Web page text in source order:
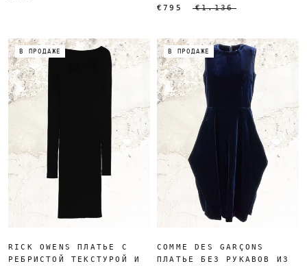
€795
€1.136
В ПРОДАЖЕ
RICK OWENS ПЛАТЬЕ С
РЕБРИСТОЙ ТЕКСТУРОЙ И
В ПРОДАЖЕ
COMME DES GARÇONS
ПЛАТЬЕ БЕЗ РУКАВОВ ИЗ